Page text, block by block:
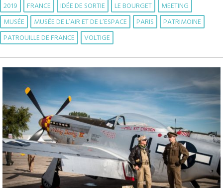
2019 FRANCE IDÉE DE SORTIE LE BOURGET
MEETING
MUSÉE
MUSÉE DE L’AIR ET DE L’ESPACE PARIS
PATRIMOINE
PATROUILLE DE FRANCE
VOLTIGE